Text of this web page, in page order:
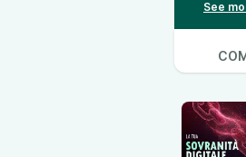
47:45
50:53
Ho
È un